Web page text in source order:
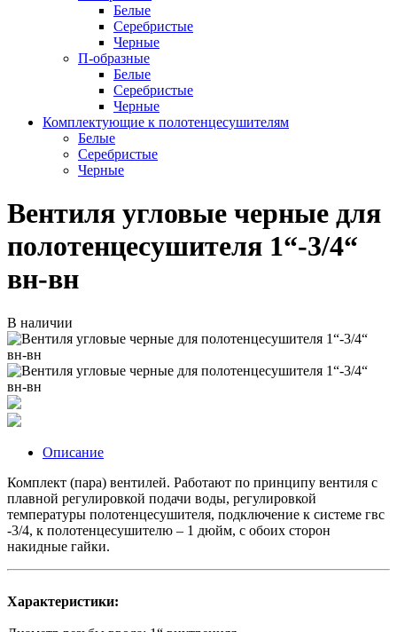
Белые
Серебристые
Черные
П-образные
Белые
Серебристые
Черные
Комплектующие к полотенцесушителям
Белые
Серебристые
Черные
Вентиля угловые черные для
полотенцесушителя 1“-3/4“
вн-вн
В наличии
Описание
Комплект (пара) вентилей. Работают по принципу вентиля с
плавной регулировкой подачи воды, регулировкой
температуры полотенцесушителя, подключение к системе гвс
-3/4, к полотенцесушителю – 1 дюйм, с обоих сторон
накидные гайки.
Характеристики: